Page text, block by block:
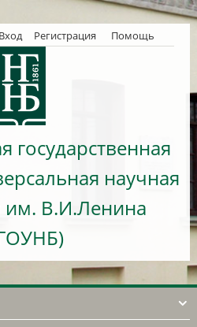
Вход Регистрация Помощь
государственная
научная
им. В.И.Ленина